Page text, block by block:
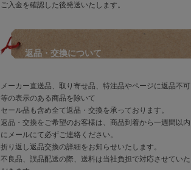
ご入金を確認した後発送いたします。
返品・交換について
メーカー直送品、取り寄せ品、特注品やページに返品不可
等の表示のある商品を除いて
セール品も含め全て返品・交換を承っております。
返品・交換をご希望のお客様は、商品到着から一週間以内
にメールにて必ずご連絡ください。
折り返し返品交換の詳細をお知らせいたします。
不良品、誤品配送の際、送料は当社負担で対応させていた